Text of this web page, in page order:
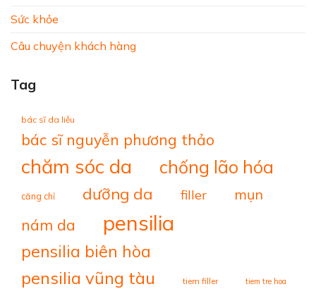
Sức khỏe
Câu chuyện khách hàng
Tag
bác sĩ da liễu
bác sĩ nguyễn phương thảo
chăm sóc da chống lão hóa
căng chỉ dưỡng da filler mụn
nám da pensilia
pensilia biên hòa
pensilia vũng tàu tiem filler tiem tre hoa